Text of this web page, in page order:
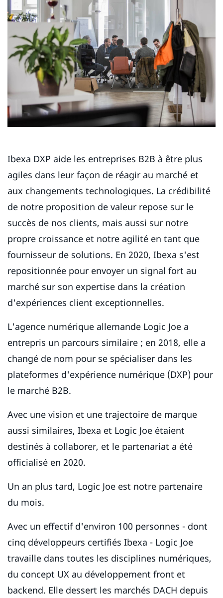
Ibexa DXP aide les entreprises B2B à être plus
agiles dans leur façon de réagir au marché et
aux changements technologiques. La crédibilité
de notre proposition de valeur repose sur le
succès de nos clients, mais aussi sur notre
propre croissance et notre agilité en tant que
fournisseur de solutions. En 2020, Ibexa s'est
repositionnée pour envoyer un signal fort au
marché sur son expertise dans la création
d'expériences client exceptionnelles.
L'agence numérique allemande Logic Joe a
entrepris un parcours similaire ; en 2018, elle a
changé de nom pour se spécialiser dans les
plateformes d'expérience numérique (DXP) pour
le marché B2B.
Avec une vision et une trajectoire de marque
aussi similaires, Ibexa et Logic Joe étaient
destinés à collaborer, et le partenariat a été
officialisé en 2020.
Un an plus tard, Logic Joe est notre partenaire
du mois.
Avec un effectif d'environ 100 personnes - dont
cinq développeurs certifiés Ibexa - Logic Joe
travaille dans toutes les disciplines numériques,
du concept UX au développement front et
backend. Elle dessert les marchés DACH depuis